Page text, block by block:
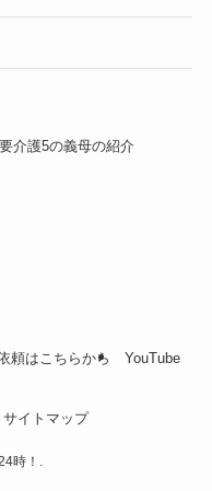
要介護5の義母の紹介
頼はこちらから YouTube
サイトマップ
時！.